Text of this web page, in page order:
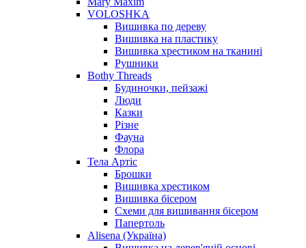
VOLOSHKA
Вишивка по дереву
Вишивка на пластику
Вишивка хрестиком на тканині
Рушники
Bothy Threads
Будиночки, пейзажі
Люди
Казки
Різне
Фауна
Флора
Тела Артіс
Брошки
Вишивка хрестиком
Вишивка бісером
Схеми для вишивання бісером
Папертоль
Alisena (Україна)